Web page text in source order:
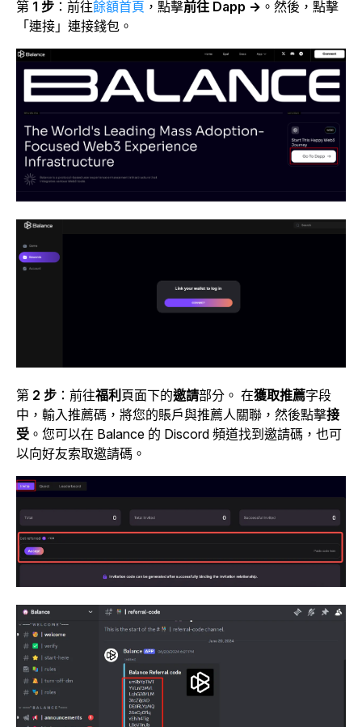
第 1 步 ：前往餘額首頁 ，點擊前往 Dapp → 。然後，點擊
「連接」連接錢包。
第 2 步 ：前往福利 頁面下的邀請部分。 在獲取推薦字段
中，輸入推薦碼，將您的賬戶與推薦人關聯，然後點擊接
受 。您可以在 Balance 的 Discord 頻道找到邀請碼，也可
以向好友索取邀請碼。